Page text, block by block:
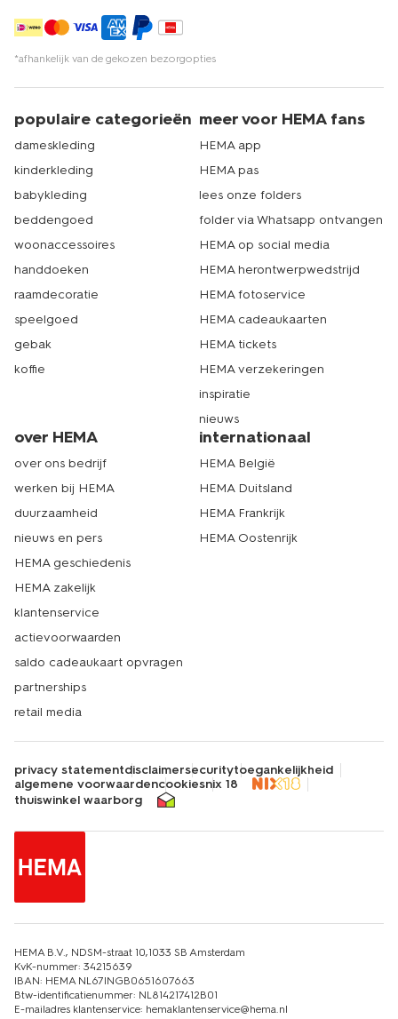
*afhankelijk van de gekozen bezorgopties
populaire categorieën
dameskleding
kinderkleding
babykleding
beddengoed
woonaccessoires
handdoeken
raamdecoratie
speelgoed
gebak
koffie
meer voor HEMA fans
HEMA app
HEMA pas
lees onze folders
folder via Whatsapp ontvangen
HEMA op social media
HEMA herontwerpwedstrijd
HEMA fotoservice
HEMA cadeaukaarten
HEMA tickets
HEMA verzekeringen
inspiratie
nieuws
over HEMA
over ons bedrijf
werken bij HEMA
duurzaamheid
nieuws en pers
HEMA geschiedenis
HEMA zakelijk
klantenservice
actievoorwaarden
saldo cadeaukaart opvragen
partnerships
retail media
internationaal
HEMA België
HEMA Duitsland
HEMA Frankrijk
HEMA Oostenrijk
privacy statementdisclaimersecuritytoegankelijkheid
algemene voorwaardencookiesnix 18
thuiswinkel waarborg
HEMA B.V., NDSM-straat 10,1033 SB Amsterdam
KvK-nummer: 34215639
IBAN: HEMA NL67INGB0651607663
Btw-identificatienummer: NL814217412B01
E-mailadres klantenservice: hemaklantenservice@hema.nl